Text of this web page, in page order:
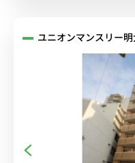
ユニオンマンスリー